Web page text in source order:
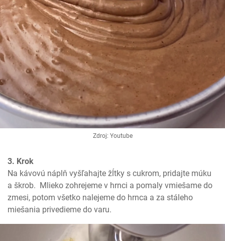
Zdroj: Youtube
3. Krok
Na kávovú náplň vyšľahajte žĺtky s cukrom, pridajte múku
a škrob.  Mlieko zohrejeme v hrnci a pomaly vmiešame do
zmesi, potom všetko nalejeme do hrnca a za stáleho
miešania privedieme do varu.